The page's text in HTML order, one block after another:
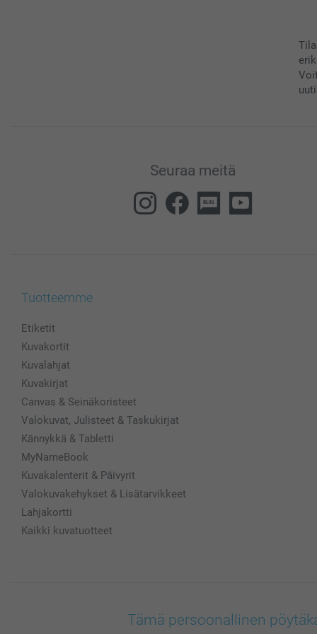
Seuraa meitä
Tuotteemme
Etiketit
Kuvakortit
Kuvalahjat
Kuvakirjat
Canvas & Seinäkoristeet
Valokuvat, Julisteet & Taskukirjat
Kännykkä & Tabletti
MyNameBook
Kuvakalenterit & Päivyrit
Valokuvakehykset & Lisätarvikkeet
Lahjakortti
Kaikki kuvatuotteet
Tämä persoonallinen